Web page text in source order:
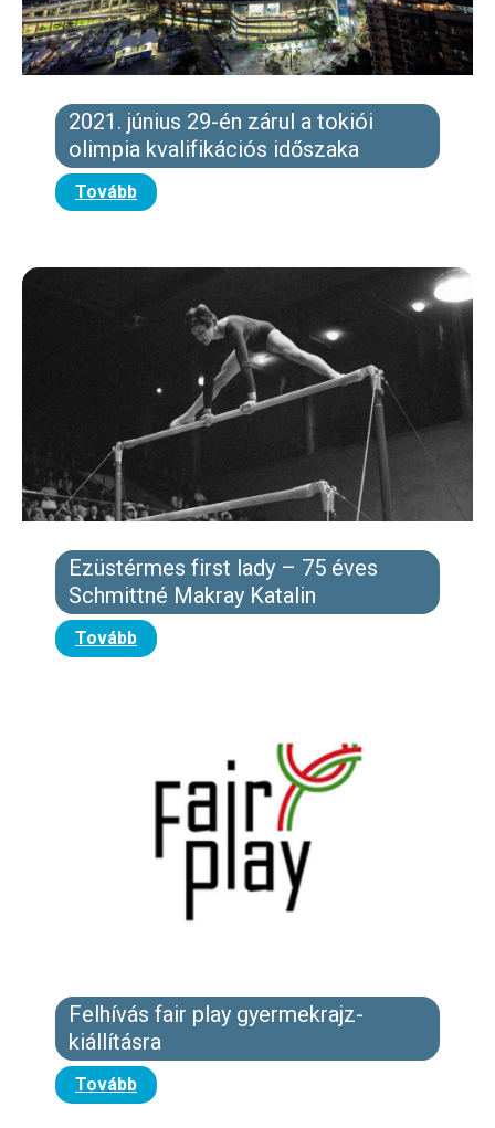
2021. június 29-én zárul a tokiói
olimpia kvalifikációs időszaka
Tovább
Ezüstérmes first lady – 75 éves
Schmittné Makray Katalin
Tovább
Felhívás fair play gyermekrajz-
kiállításra
Tovább